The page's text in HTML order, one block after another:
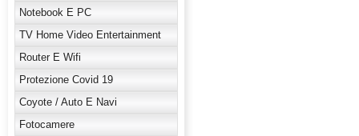
Notebook E PC
TV Home Video Entertainment
Router E Wifi
Protezione Covid 19
Coyote / Auto E Navi
Fotocamere